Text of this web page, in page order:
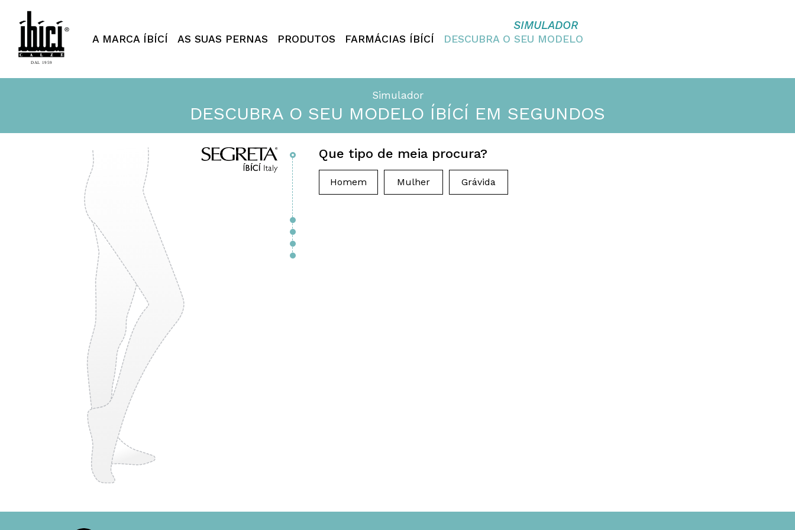
A MARCA ÍBÍCÍ
AS SUAS PERNAS PRODUTOS FARMÁCIAS ÍBÍCÍ
SIMULADOR
DESCUBRA O SEU MODELO
Simulador
DESCUBRA O SEU MODELO ÍBÍCÍ EM SEGUNDOS
Segreta - ÍBÍCÍ Italy
Que tipo de meia procura?
Homem Mulher Grávida